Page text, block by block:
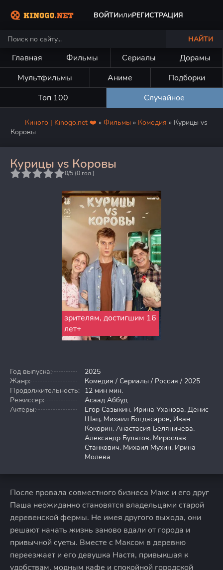
ВОЙТИилиРЕГИСТРАЦИЯ
НАЙТИ
Главная Фильмы Сериалы
Дорамы
Мультфильмы
Аниме
Подборки
Топ 100
Случайное
Киного | Kinogo.net ❤️ » Фильмы » Комедия » Курицы vs
Коровы
Курицы vs Коровы
0/5 (0 гол.)
зрителям, достигшим 16
лет+
Год выпуска:
2025
Жанр:
Комедия / Сериалы / Россия / 2025
Продолжительность: 12 мин мин.
Режиссер:
Асаад Аббуд
Актёры:
Егор Сазыкин, Ирина Уханова, Денис
Шац, Михаил Богдасаров, Иван
Кокорин, Анастасия Беляничева,
Александр Булатов, Мирослав
Станкович, Михаил Мухин, Ирина
Молева
После провала совместного бизнеса Макс и его друг
Паша неожиданно становятся владельцами старой
деревенской фермы. Не имея другого выхода, они
решают начать жизнь заново вдали от города и
привычной суеты. Вместе с Максом в деревню
переезжает и его девушка Настя, привыкшая к
удобствам, модным кафе и спокойной городской